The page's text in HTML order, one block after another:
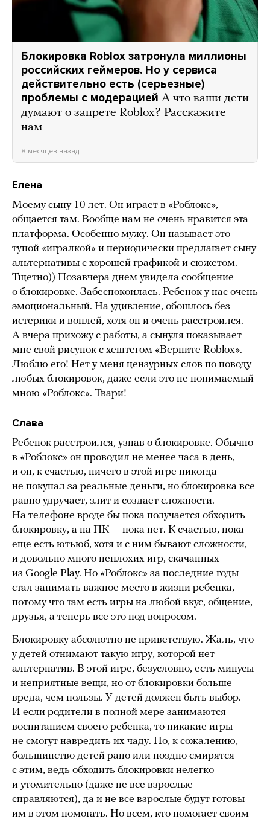
Блокировка Roblox затронула миллионы
российских геймеров. Но у сервиса
действительно есть (серьезные)
проблемы с модерацией А что ваши дети
думают о запрете Roblox? Расскажите
нам
8 месяцев назад
Елена
Моему сыну 10 лет. Он играет в «Роблокс»,
общается там. Вообще нам не очень нравится эта
платформа. Особенно мужу. Он называет это
тупой «игралкой» и периодически предлагает сыну
альтернативы с хорошей графикой и сюжетом.
Тщетно)) Позавчера днем увидела сообщение
о блокировке. Забеспокоилась. Ребенок у нас очень
эмоциональный. На удивление, обошлось без
истерики и воплей, хотя он и очень расстроился.
А вчера прихожу с работы, а сынуля показывает
мне свой рисунок с хештегом «Верните Roblox».
Люблю его! Нет у меня цензурных слов по поводу
любых блокировок, даже если это не понимаемый
мною «Роблокс». Твари!
Слава
Ребенок расстроился, узнав о блокировке. Обычно
в «Роблокс» он проводил не менее часа в день,
и он, к счастью, ничего в этой игре никогда
не покупал за реальные деньги, но блокировка все
равно удручает, злит и создает сложности.
На телефоне вроде бы пока получается обходить
блокировку, а на ПК — пока нет. К счастью, пока
еще есть ютьюб, хотя и с ним бывают сложности,
и довольно много неплохих игр, скачанных
из Google Play. Но «Роблокс» за последние годы
стал занимать важное место в жизни ребенка,
потому что там есть игры на любой вкус, общение,
друзья, а теперь все это под вопросом.
Блокировку абсолютно не приветствую. Жаль, что
у детей отнимают такую игру, которой нет
альтернатив. В этой игре, безусловно, есть минусы
и неприятные вещи, но от блокировки больше
вреда, чем пользы. У детей должен быть выбор.
И если родители в полной мере занимаются
воспитанием своего ребенка, то никакие игры
не смогут навредить их чаду. Но, к сожалению,
большинство детей рано или поздно смирятся
с этим, ведь обходить блокировки нелегко
и утомительно (даже не все взрослые
справляются), да и не все взрослые будут готовы
им в этом помогать. Но всем, кто помогает своим